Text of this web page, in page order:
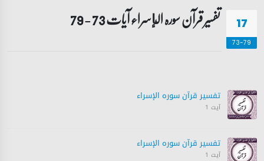
17
73-79
تفسیر قرآن سورہ ‎الإسراء آیات 73 - 79
تفسیر قرآن سورہ ‎الإسراء
آیت 1
تفسیر قرآن سورہ ‎الإسراء
آیت 1